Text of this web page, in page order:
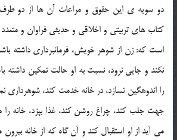
دو سويه ي اين حقوق و مراعات آن ها از دو
کتاب هاي تربيتي و اخلاقي و حديثي فراوان و
است که: زن از شوهر خويش، فرمانبرداري داشته
نکند و جايي نرود، نسبت به او حالت تمکين داشته
را اندوهگين نسازد، در خانه خدمت کند، شوهرداري
جهت جلب کند، چراغ روشن کند، غذا بپزد، خانه
مي آيد از او استقبال کند و آن گاه که از خانه